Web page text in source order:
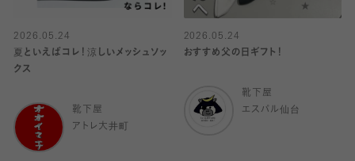
2026.05.24
夏といえばコレ！涼しいメッシュソッ
クス
靴下屋
アトレ大井町
2026.05.24
おすすめ父の日ギフト！
靴下屋
エスパル仙台